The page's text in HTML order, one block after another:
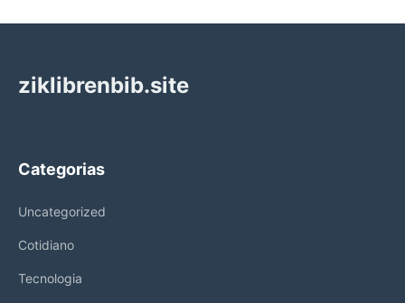
ziklibrenbib.site
Categorias
Uncategorized
Cotidiano
Tecnologia